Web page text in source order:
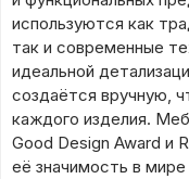
используются как
так и современные
идеальной
создаётся вручную,
каждого изделия.
Good Design Award и
её значимость в